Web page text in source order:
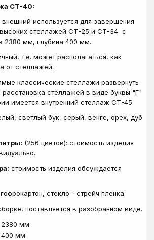
СТ-40:
используется для завершения
высоких стеллажей СТ-25 и СТ-34 с
2380 мм, глубина 400 мм.
т.е. может располагаться, как
от стеллажей.
классические стеллажи развернуть
расстановка стеллажей в виде буквы "Г"
имеется внутренний стеллаж СТ-45.
светлый бук, серый, венге, орех, дуб
(256 цветов): стоимость изделия
стоимость изделия обсуждается
стекло - стрейч пленка.
поставляется в разобранном виде.
2380 мм
400 мм